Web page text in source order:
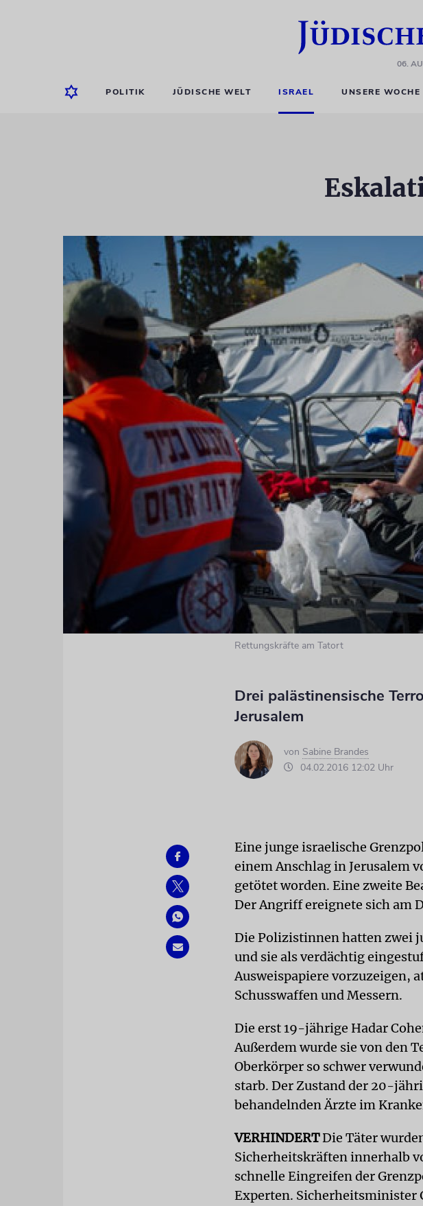
06.
POLITIK JÜDISCHE WELT ISRAEL UNSERE WOCHE
Rettungskräfte am Tatort
Drei palästinensische
Jerusalem
von Sabine Brandes
04.02.2016 12:02 Uhr
Eine junge israelische
einem Anschlag in Jerusalem
getötet worden. Eine zweite
Der Angriff ereignete sich am
Die Polizistinnen hatten zwei
und sie als verdächtig
Ausweispapiere vorzuzeigen,
Schusswaffen und Messern.
Die erst 19-jährige Hadar
Außerdem wurde sie von den
Oberkörper so schwer
starb. Der Zustand der 20-
behandelnden Ärzte im
VERHINDERTDie Täter
Sicherheitskräften innerhalb
schnelle Eingreifen der
Experten. Sicherheitsminister